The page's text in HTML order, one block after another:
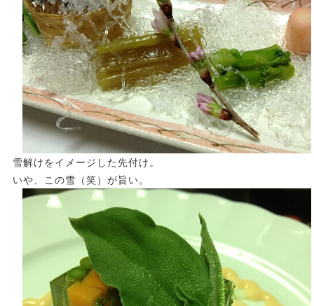
雪解けをイメージした先付け。
いや、この雪（笑）が旨い。